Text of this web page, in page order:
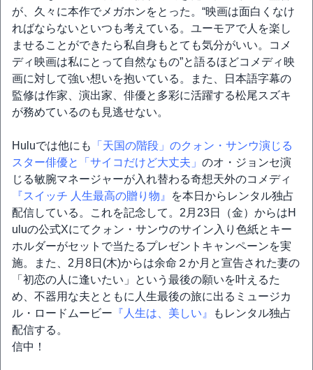
が、久々に本作でメガホンをとった。“映画は面白くなけ
ればならないといつも考えている。ユーモアで人を楽し
ませることができたら私自身もとても気分がいい。コメ
ディ映画は私にとって自然なもの”と語るほどコメディ映
画に対して強い想いを抱いている。また、日本語字幕の
監修は作家、演出家、俳優と多彩に活躍する松尾スズキ
が務めているのも見逃せない。
Huluでは他にも
「天国の階段」のクォン・サンウ演じる
スター俳優と
「サイコだけど大丈夫」 のオ・ジョンセ演
じる敏腕マネージャーが入れ替わる奇想天外のコメディ
『スイッチ 人生最高の贈り物』
を本日からレンタル独占
配信している。これを記念して。2月23日（金）からはH
uluの公式Xにてクォン・サンウのサイン入り色紙とキー
ホルダーがセットで当たるプレゼントキャンペーンを実
施。また、2月8日(木)からは余命２か月と宣告された妻の
「初恋の人に逢いたい」という最後の願いを叶えるた
め、不器用な夫とともに人生最後の旅に出るミュージカ
ル・ロードムービー 『人生は、美しい』
もレンタル独占
配信する。
信中！